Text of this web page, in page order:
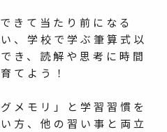
きて当たり前になる
、学校で学ぶ筆算式以
き、読解や思考に時間
てよう！
メモリ」と学習習慣を
方、他の習い事と両立